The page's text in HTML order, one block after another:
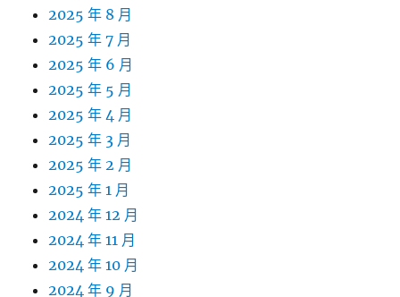
2025 年 8 月
2025 年 7 月
2025 年 6 月
2025 年 5 月
2025 年 4 月
2025 年 3 月
2025 年 2 月
2025 年 1 月
2024 年 12 月
2024 年 11 月
2024 年 10 月
2024 年 9 月